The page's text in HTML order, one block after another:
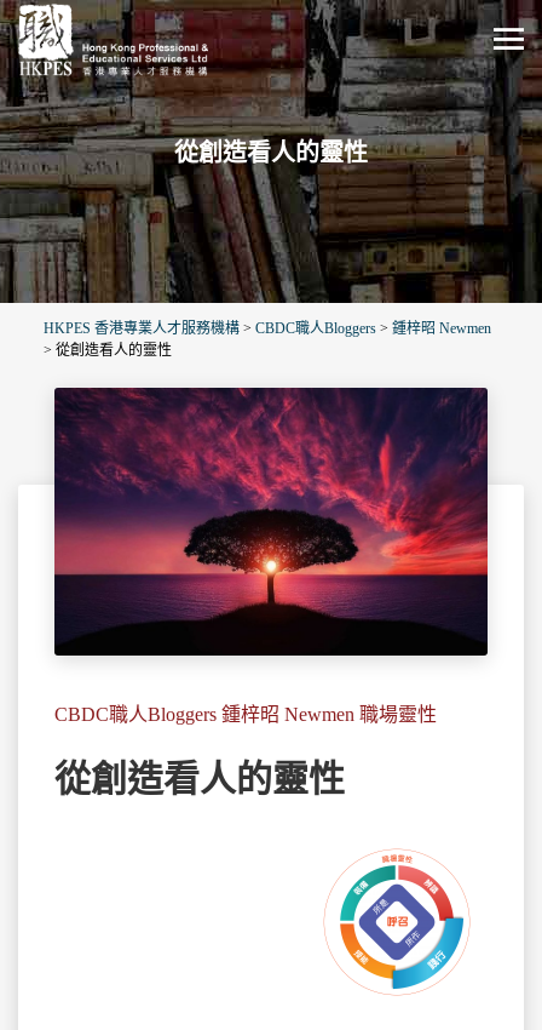
從創造看人的靈性
HKPES 香港專業人才服務機構 > CBDC職人Bloggers > 鍾梓昭 Newmen
> 從創造看人的靈性
CBDC職人Bloggers 鍾梓昭 Newmen 職場靈性
從創造看人的靈性